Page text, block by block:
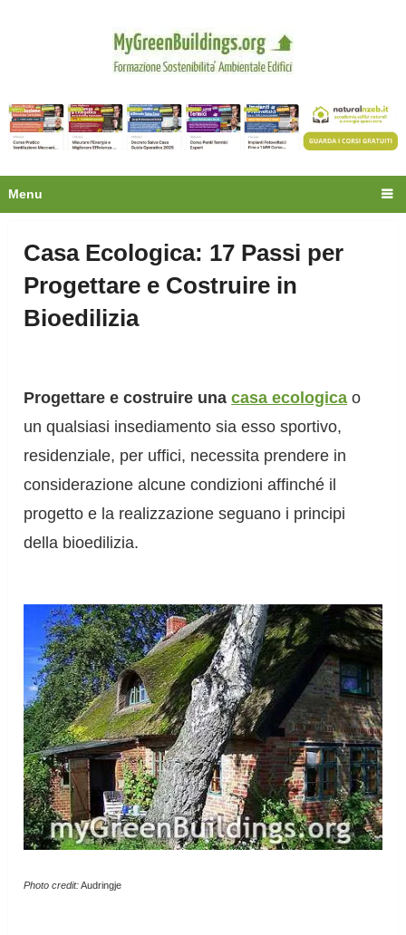
Menu
Casa Ecologica: 17 Passi per
Progettare e Costruire in
Bioedilizia
Progettare e costruire unacasa ecologica o
un qualsiasi insediamento sia esso sportivo,
residenziale, per uffici, necessita prendere in
considerazione alcune condizioni affinché il
progetto e la realizzazione seguano i principi
della bioedilizia.
Photo credit:Audringje
Privacy
Oltre 30.000 tecnici
fanno già parte della